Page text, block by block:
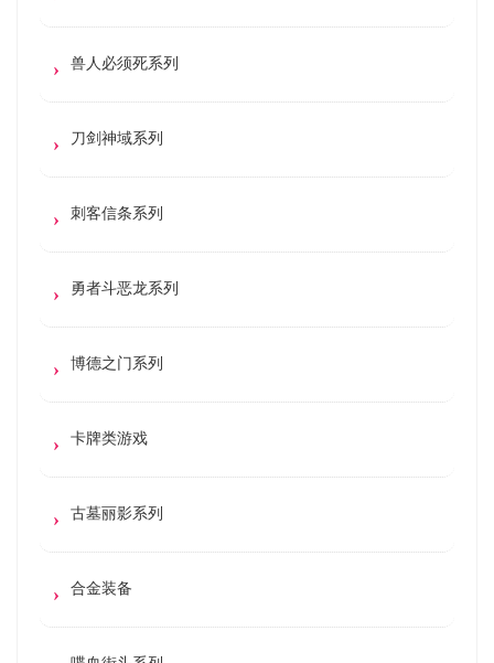
兽人必须死系列
刀剑神域系列
刺客信条系列
勇者斗恶龙系列
博德之门系列
卡牌类游戏
古墓丽影系列
合金装备